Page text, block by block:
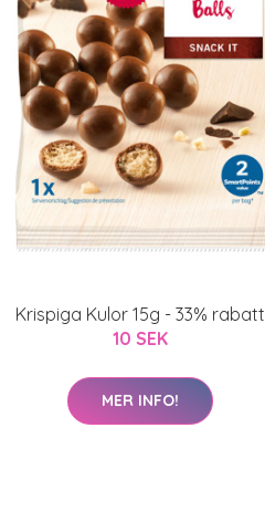
Krispiga Kulor 15g - 33% rabatt
10 SEK
MER INFO!